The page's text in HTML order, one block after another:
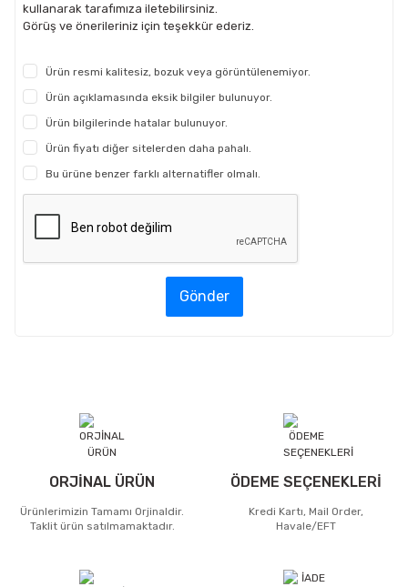
kullanarak tarafımıza iletebilirsiniz.
Görüş ve önerileriniz için teşekkür ederiz.
Ürün resmi kalitesiz, bozuk veya görüntülenemiyor.
Ürün açıklamasında eksik bilgiler bulunuyor.
Ürün bilgilerinde hatalar bulunuyor.
Ürün fiyatı diğer sitelerden daha pahalı.
Bu ürüne benzer farklı alternatifler olmalı.
Gönder
ORJİNAL ÜRÜN
Ürünlerimizin Tamamı Orjinaldir.
Taklit ürün satılmamaktadır.
ÖDEME SEÇENEKLERİ
Kredi Kartı, Mail Order,
Havale/EFT